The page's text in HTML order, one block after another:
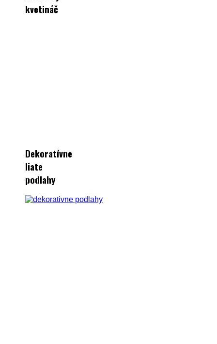
kvetináč
Dekoratívne
liate
podlahy